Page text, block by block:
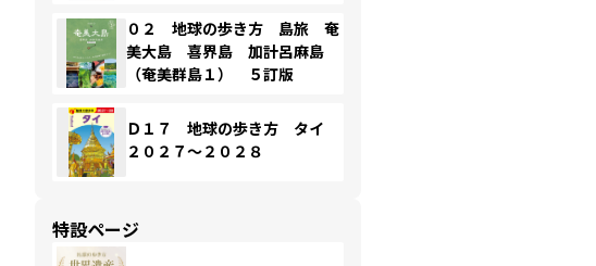
０２ 地球の歩き方 島旅 奄
美大島 喜界島 加計呂麻島
（奄美群島１） ５訂版
Ｄ１７ 地球の歩き方 タイ
２０２７～２０２８
特設ページ